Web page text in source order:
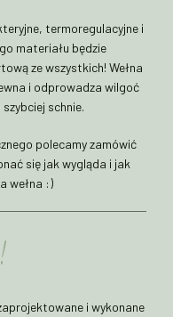
termoregulacyjne i
materiału będzie
ze wszystkich! Wełna
i odprowadza wilgoć
schnie.
polecamy zamówić
się jak wygląda i jak
wełna :)
i wykonane